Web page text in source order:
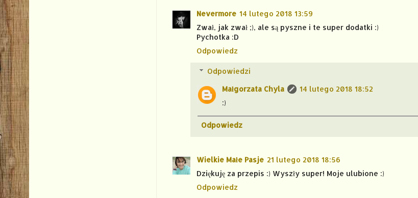
Nevermore 14 lutego 2018 13:59
Zwał, jak zwał ;), ale są pyszne i te super dodatki :)
Pychotka :D
Odpowiedz
Odpowiedzi
Małgorzata Chyla
14 lutego 2018 18:52
:)
Odpowiedz
Wielkie Małe Pasje 21 lutego 2018 18:56
Dziękuję za przepis :) Wyszły super! Moje ulubione :)
Odpowiedz